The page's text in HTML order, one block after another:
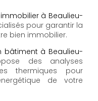
à Beaulieu-
pour garantir la
bien immobilier.
bâtiment à Beaulieu-
des analyses
thermiques pour
de votre